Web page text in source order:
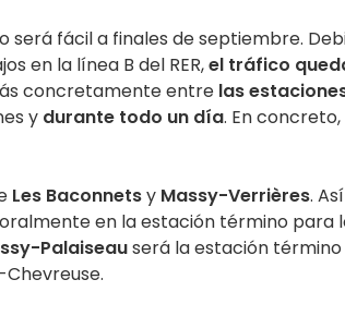
será fácil a finales de septiembre.
en la línea B del RER,el tráfico
concretamente entre las
y durante todo un día. En concreto,
Les Baconnetsy Massy-Verrières. Así
en la estación término para
Palaiseauserá la estación término